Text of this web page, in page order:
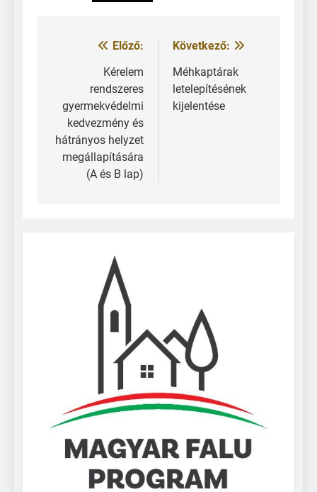
Előző:
Kérelem
rendszeres
gyermekvédelmi
kedvezmény és
hátrányos helyzet
megállapítására
(A és B lap)
Következő:
Méhkaptárak
letelepítésének
kijelentése